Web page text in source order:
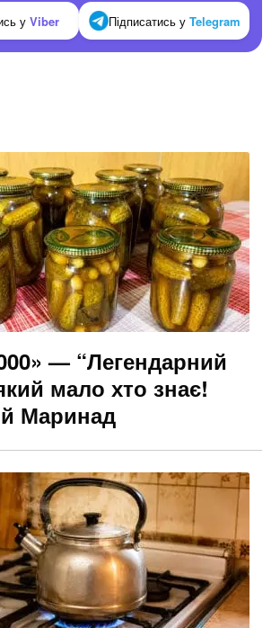
у Viber Підписатись у Telegram
— “Легендарний
мало хто знає!
Маринад